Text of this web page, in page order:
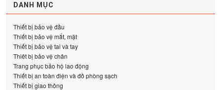
DANH MỤC
Thiết bị bảo vệ đầu
Thiết bị bảo vệ mắt, mặt
Thiết bị bảo vệ tai và tay
Thiêt bị bảo vệ chân
Trang phục bảo hộ lao động
Thiết bị an toàn điện và đồ phòng sạch
Thiết bị giao thông